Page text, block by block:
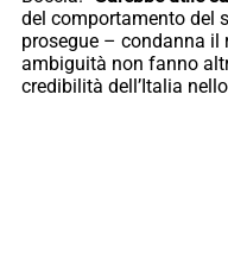
del comportamento del
prosegue – condanna il
ambiguità non fanno
credibilità dell’Italia